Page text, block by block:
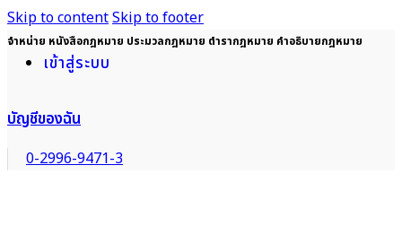
Skip to contentSkip to footer
จำหน่าย หนังสือกฎหมาย ประมวลกฎหมาย ตำรากฎหมาย คำอธิบายกฎหมาย
เข้าสู่ระบบ
บัญชีของฉัน
0-2996-9471-3